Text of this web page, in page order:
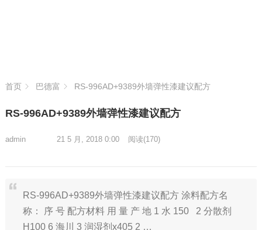
首页 巴德富 RS-996AD+9389外墙弹性漆建议配方
RS-996AD+9389外墙弹性漆建议配方
admin 21 5 月, 2018 0:00 阅读(170)
RS-996AD+9389外墙弹性漆建议配方 涂料配方名
称： 序 号 配方材料 用 量 产 地 1 水 150 2 分散剂
H100 6 海川 3 润湿剂x405 2 …